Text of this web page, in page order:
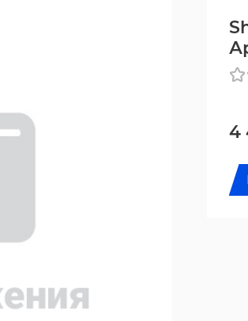
4